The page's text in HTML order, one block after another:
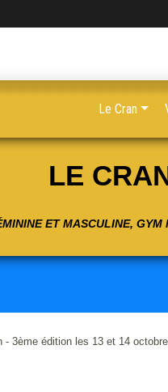
LE
ET MASCULINE,
- 3ème édition les 13 et 14
Le Cran